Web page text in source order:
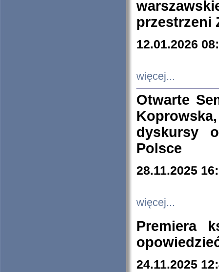
przestrzeni
12.01.2026
więcej...
Otwarte
dyskursy
Polsce
28.11.2025
więcej...
Premiera
24.11.2025